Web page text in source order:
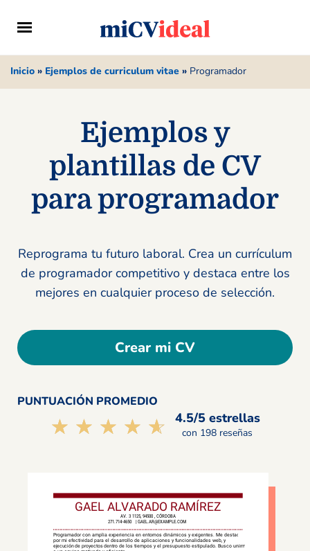
Inicio » Ejemplos de curriculum vitae » Programador
Ejemplos y
plantillas de CV
para programador
Reprograma tu futuro laboral. Crea un currículum
de programador competitivo y destaca entre los
mejores en cualquier proceso de selección.
Crear mi CV
PUNTUACIÓN PROMEDIO
☆☆☆☆☆
★★★★★ 4.5/5 estrellas
con 198 reseñas